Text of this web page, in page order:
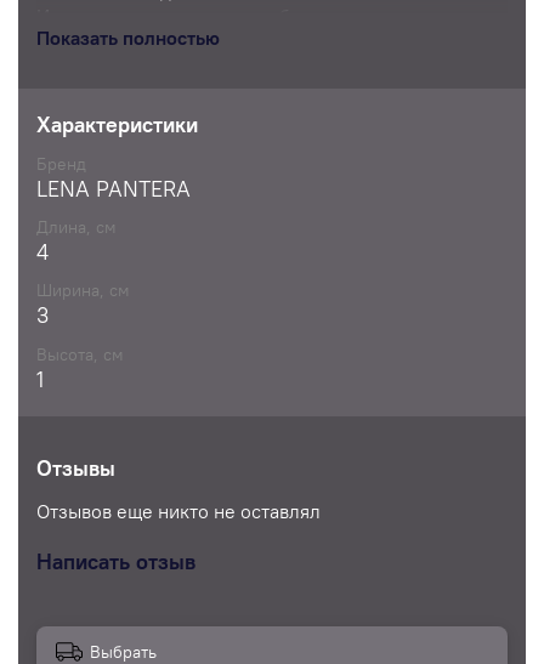
несколькими цветами в один мазок. Рекомендуется
Показать полностью
Характеристики
Бренд
LENA PANTERA
Длина, см
4
Ширина, см
3
Высота, см
1
Отзывы
Отзывов еще никто не оставлял
Написать отзыв
Выбрать